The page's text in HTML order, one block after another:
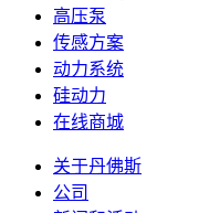
高压泵
传感方案
动力系统
硅动力
在线商城
关于丹佛斯
公司